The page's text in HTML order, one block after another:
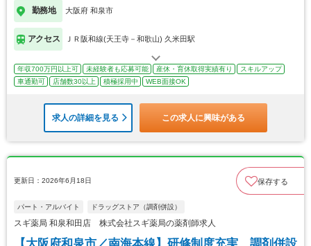
勤務地 大阪府 和泉市
アクセス ＪＲ阪和線(天王寺－和歌山) 久米田駅
年収700万円以上可 未経験者も応募可能 産休・育休取得実績有り
スキルアップ
車通勤可
店舗数30以上 積極採用中 WEB面接OK
求人の詳細を見る この求人に興味がある
更新日：2026年6月18日 保存する
パート・アルバイト ドラッグストア（調剤併設）
スギ薬局 和泉和田店 株式会社スギ薬局の薬剤師求人